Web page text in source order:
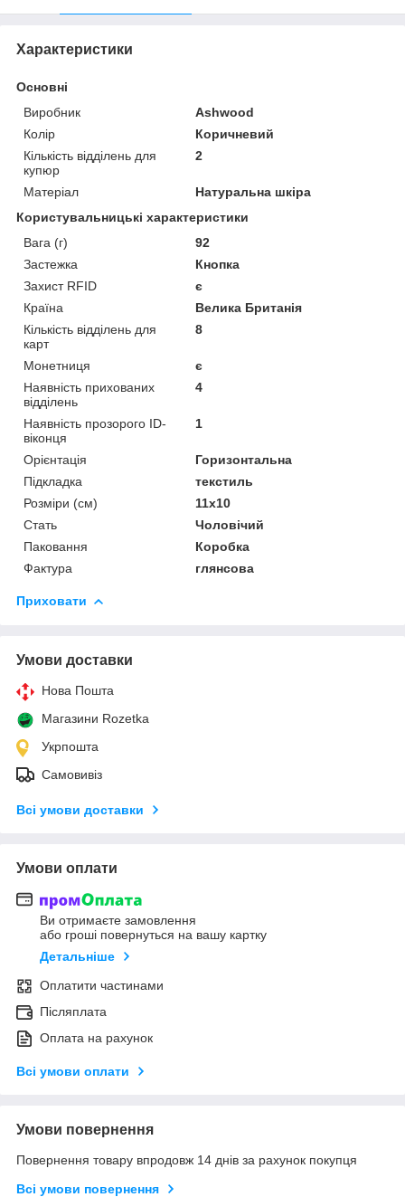
Характеристики
Основні
Виробник
Ashwood
Колір
Коричневий
Кількість відділень для
купюр
2
Матеріал
Натуральна шкіра
Користувальницькі характеристики
Вага (г)
92
Застежка
Кнопка
Захист RFID
є
Країна
Велика Британія
Кількість відділень для
карт
8
Монетниця
є
Наявність прихованих
відділень
4
Наявність прозорого ID-
віконця
1
Орієнтація
Горизонтальна
Підкладка
текстиль
Розміри (см)
11х10
Стать
Чоловічий
Паковання
Коробка
Фактура
глянсова
Приховати
Умови доставки
Нова Пошта
Магазини Rozetka
Укрпошта
Самовивіз
Всі умови доставки
Умови оплати
Ви отримаєте замовлення
або гроші повернуться на вашу картку
Детальніше
Оплатити частинами
Післяплата
Оплата на рахунок
Всі умови оплати
Умови повернення
Повернення товару впродовж 14 днів за рахунок покупця
Всі умови повернення